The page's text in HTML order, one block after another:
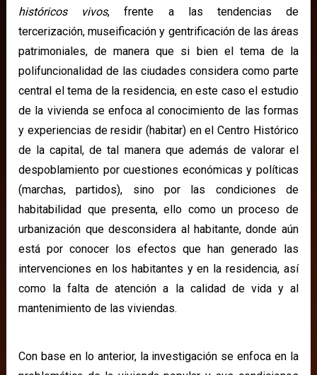
históricos vivos, frente a las tendencias de
tercerización, museificación y gentrificación de las áreas
patrimoniales, de manera que si bien el tema de la
polifuncionalidad de las ciudades considera como parte
central el tema de la residencia, en este caso el estudio
de la vivienda se enfoca al conocimiento de las formas
y experiencias de residir (habitar) en el Centro Histórico
de la capital, de tal manera que además de valorar el
despoblamiento por cuestiones económicas y políticas
(marchas, partidos), sino por las condiciones de
habitabilidad que presenta, ello como un proceso de
urbanización que desconsidera al habitante, donde aún
está por conocer los efectos que han generado las
intervenciones en los habitantes y en la residencia, así
como la falta de atención a la calidad de vida y al
mantenimiento de las viviendas.
Con base en lo anterior, la investigación se enfoca en la